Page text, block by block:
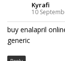
Kyrafi
10
buy enalapril
generic